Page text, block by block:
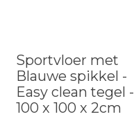
Sportvloer met
Blauwe spikkel -
Easy clean tegel -
100 x 100 x 2cm